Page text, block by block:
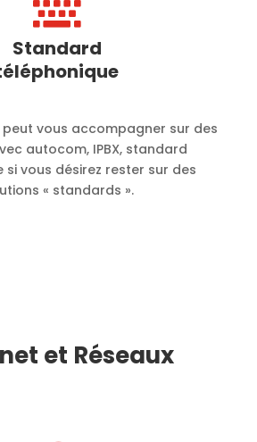
Standard
peut vous accompagner sur des
autocom, IPBX, standard
si vous désirez rester sur des
« standards ».
et Réseaux